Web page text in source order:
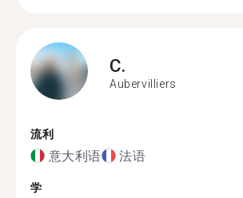
C.
Aubervilliers
流利
意大利语 法语
学